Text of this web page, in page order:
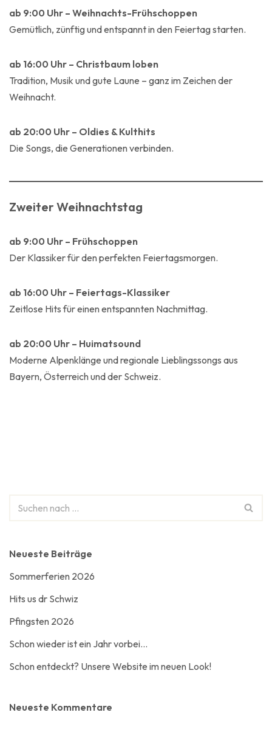
ab 9:00 Uhr – Weihnachts-Frühschoppen
Gemütlich, zünftig und entspannt in den Feiertag starten.
ab 16:00 Uhr – Christbaum loben
Tradition, Musik und gute Laune – ganz im Zeichen der
Weihnacht.
ab 20:00 Uhr – Oldies & Kulthits
Die Songs, die Generationen verbinden.
Zweiter Weihnachtstag
ab 9:00 Uhr – Frühschoppen
Der Klassiker für den perfekten Feiertagsmorgen.
ab 16:00 Uhr – Feiertags-Klassiker
Zeitlose Hits für einen entspannten Nachmittag.
ab 20:00 Uhr – Huimatsound
Moderne Alpenklänge und regionale Lieblingssongs aus
Bayern, Österreich und der Schweiz.
Neueste Beiträge
Sommerferien 2026
Hits us dr Schwiz
Pfingsten 2026
Schon wieder ist ein Jahr vorbei…
Schon entdeckt? Unsere Website im neuen Look!
Neueste Kommentare